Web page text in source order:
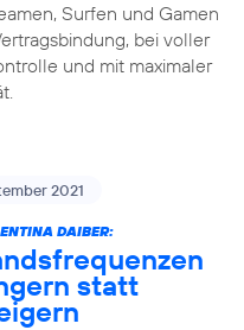
Surfen und Gamen
bei voller
und mit maximaler
2021
DAIBER:
statt